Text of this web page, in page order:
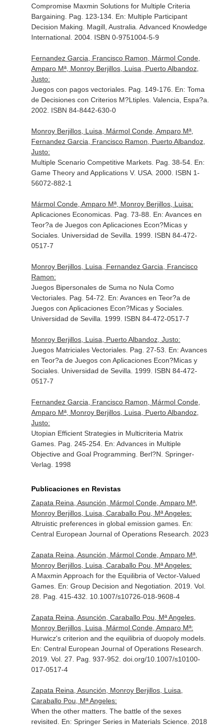
Compromise Maxmin Solutions for Multiple Criteria
Bargaining. Pag. 123-134. En: Multiple Participant
Decision Making . Magill, Australia. Advanced Knowledge
International. 2004. ISBN 0-9751004-5-9
Fernandez Garcia, Francisco Ramon, Mármol Conde,
Amparo Mª, Monroy Berjillos, Luisa, Puerto Albandoz,
Justo:
Juegos con pagos vectoriales. Pag. 149-176. En: Toma
de Decisiones con Criterios M?Ltiples. Valencia, Espa?a.
2002. ISBN 84-8442-630-0
Monroy Berjillos, Luisa, Mármol Conde, Amparo Mª,
Fernandez Garcia, Francisco Ramon, Puerto Albandoz,
Justo:
Multiple Scenario Competitive Markets. Pag. 38-54. En:
Game Theory and Applications V. USA. 2000. ISBN 1-
56072-882-1
Mármol Conde, Amparo Mª, Monroy Berjillos, Luisa:
Aplicaciones Economicas. Pag. 73-88. En: Avances en
Teor?a de Juegos con Aplicaciones Econ?Micas y
Sociales. Universidad de Sevilla. 1999. ISBN 84-472-
0517-7
Monroy Berjillos, Luisa, Fernandez Garcia, Francisco
Ramon:
Juegos Bipersonales de Suma no Nula Como
Vectoriales. Pag. 54-72. En: Avances en Teor?a de
Juegos con Aplicaciones Econ?Micas y Sociales.
Universidad de Sevilla. 1999. ISBN 84-472-0517-7
Monroy Berjillos, Luisa, Puerto Albandoz, Justo:
Juegos Matriciales Vectoriales. Pag. 27-53. En: Avances
en Teor?a de Juegos con Aplicaciones Econ?Micas y
Sociales. Universidad de Sevilla. 1999. ISBN 84-472-
0517-7
Fernandez Garcia, Francisco Ramon, Mármol Conde,
Amparo Mª, Monroy Berjillos, Luisa, Puerto Albandoz,
Justo:
Utopian Efficient Strategies in Multicriteria Matrix
Games. Pag. 245-254. En: Advances in Multiple
Objective and Goal Programming . Berl?N. Springer-
Verlag. 1998
Publicaciones en Revistas
Zapata Reina, Asunción, Mármol Conde, Amparo Mª,
Monroy Berjillos, Luisa, Caraballo Pou, Mª Angeles:
Altruistic preferences in global emission games. En:
Central European Journal of Operations Research . 2023
Zapata Reina, Asunción, Mármol Conde, Amparo Mª,
Monroy Berjillos, Luisa, Caraballo Pou, Mª Angeles:
A Maxmin Approach for the Equilibria of Vector-Valued
Games. En: Group Decision and Negotiation . 2019. Vol.
28. Pag. 415-432. 10.1007/s10726-018-9608-4
Zapata Reina, Asunción, Caraballo Pou, Mª Angeles,
Monroy Berjillos, Luisa, Mármol Conde, Amparo Mª:
Hurwicz's criterion and the equilibria of duopoly models.
En: Central European Journal of Operations Research
2019. Vol. 27. Pag. 937-952. doi.org/10.1007/s10100-
017-0517-4
Zapata Reina, Asunción, Monroy Berjillos, Luisa,
Caraballo Pou, Mª Angeles:
When the other matters. The battle of the sexes
revisited. En: Springer Series in Materials Science. 2018